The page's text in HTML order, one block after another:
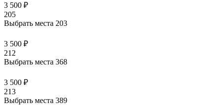
3 500 ₽
205
Выбрать места 203
3 500 ₽
212
Выбрать места 368
3 500 ₽
213
Выбрать места 389